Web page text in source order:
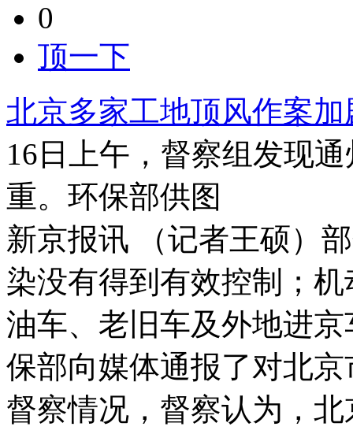
0
顶一下
北京多家工地顶风作案
16日上午，督察组发现
重。环保部供图
新京报讯 （记者王硕）
染没有得到有效控制；
油车、老旧车及外地进
保部向媒体通报了对北
督察情况，督察认为，